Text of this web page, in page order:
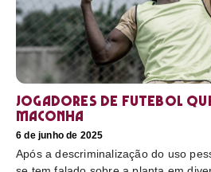
Jogadores de futebol
maconha
6 de junho de 2025
Após a descriminalização do uso